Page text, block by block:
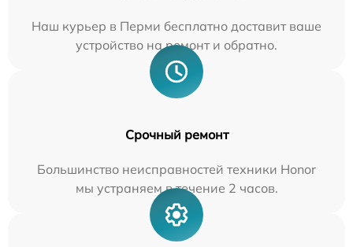
Наш курьер в Перми бесплатно доставит ваше
устройство на ремонт и обратно.
Срочный ремонт
Большинство неисправностей техники Honor
мы устраняем в течение 2 часов.